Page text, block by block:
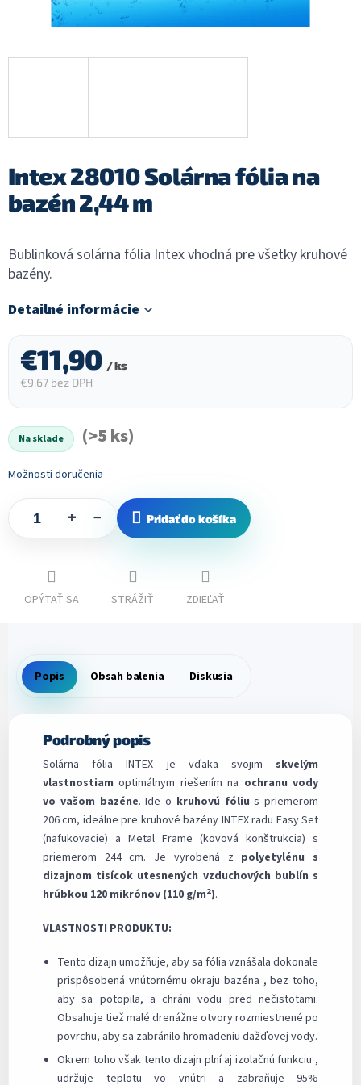
Intex 28010 Solárna fólia na
bazén 2,44 m
Bublinková solárna fólia Intex vhodná pre všetky kruhové
bazény.
Detailné informácie
€11,90 / ks
€9,67 bez DPH
Na sklade
(>5 ks)
Možnosti doručenia
+ − Pridať do košíka
OPÝTAŤ SA STRÁŽIŤ ZDIEĽAŤ
Popis Obsah balenia Diskusia
Podrobný popis
Solárna fólia INTEX je vďaka svojim skvelým
vlastnostiam optimálnym riešením na ochranu vody
vo vašom bazéne. Ide o kruhovú fóliu s priemerom
206 cm, ideálne pre kruhové bazény INTEX radu Easy Set
(nafukovacie) a Metal Frame (kovová konštrukcia) s
priemerom 244 cm. Je vyrobená z polyetylénu s
dizajnom tisícok utesnených vzduchových bublín s
hrúbkou 120 mikrónov (110 g/m2).
VLASTNOSTI PRODUKTU:
Tento dizajn umožňuje, aby sa fólia vznášala dokonale
prispôsobená vnútornému okraju bazéna , bez toho,
aby sa potopila, a chráni vodu pred nečistotami.
Obsahuje tiež malé drenážne otvory rozmiestnené po
povrchu, aby sa zabránilo hromadeniu dažďovej vody.
Okrem toho však tento dizajn plní aj izolačnú funkciu ,
udržuje teplotu vo vnútri a zabraňuje 95%